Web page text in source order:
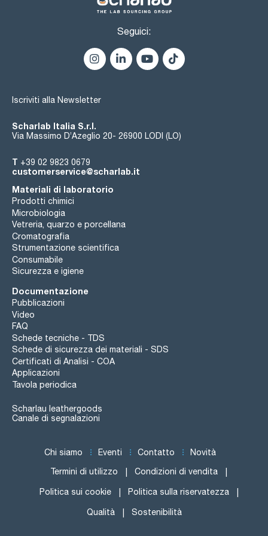
Seguici:
Iscriviti alla Newsletter
Scharlab Italia S.r.l.
Via Massimo D’Azeglio 20- 26900 LODI (LO)
T +39 02 9823 0679
customerservice@scharlab.it
Materiali di laboratorio
Prodotti chimici
Microbiologia
Vetreria, quarzo e porcellana
Cromatografia
Strumentazione scientifica
Consumabile
Sicurezza e igiene
Documentazione
Pubblicazioni
Video
FAQ
Schede tecniche - TDS
Schede di sicurezza dei materiali - SDS
Certificati di Analisi - COA
Applicazioni
Tavola periodica
Scharlau leathergoods
Canale di segnalazioni
Chi siamo Eventi Contatto Novità
Termini di utilizzo Condizioni di vendita
Politica sui cookie Politica sulla riservatezza
Qualità Sostenibilità